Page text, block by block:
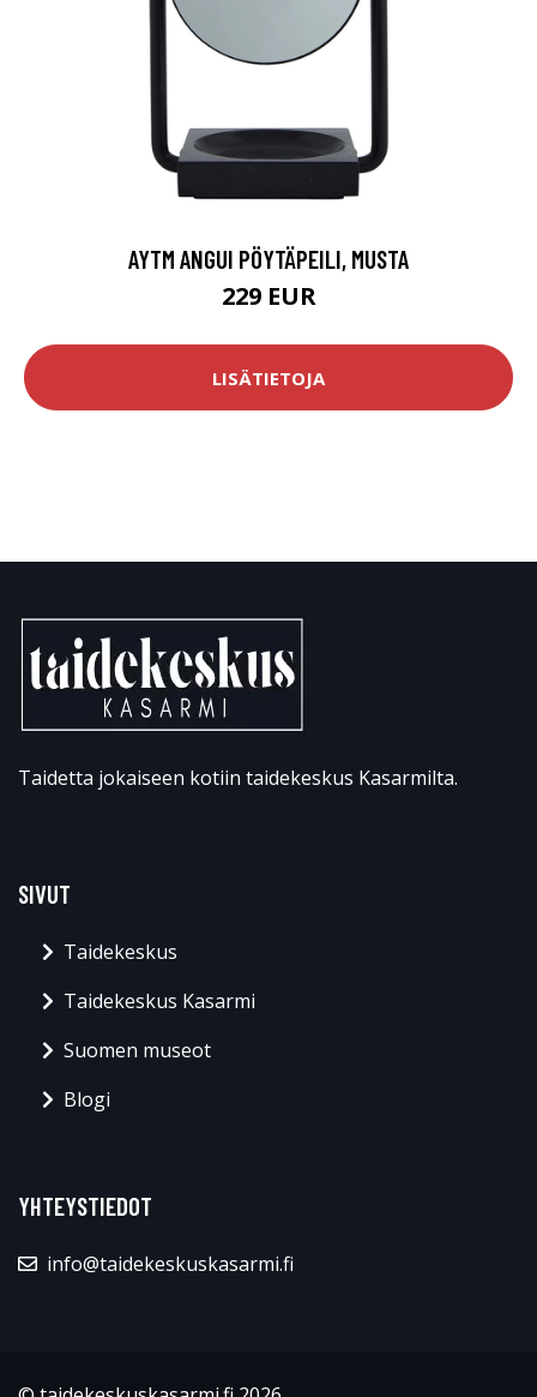
AYTM ANGUI PÖYTÄPEILI, MUSTA
229 EUR
LISÄTIETOJA
Taidetta jokaiseen kotiin taidekeskus Kasarmilta.
SIVUT
Taidekeskus
Taidekeskus Kasarmi
Suomen museot
Blogi
YHTEYSTIEDOT
info@taidekeskuskasarmi.fi